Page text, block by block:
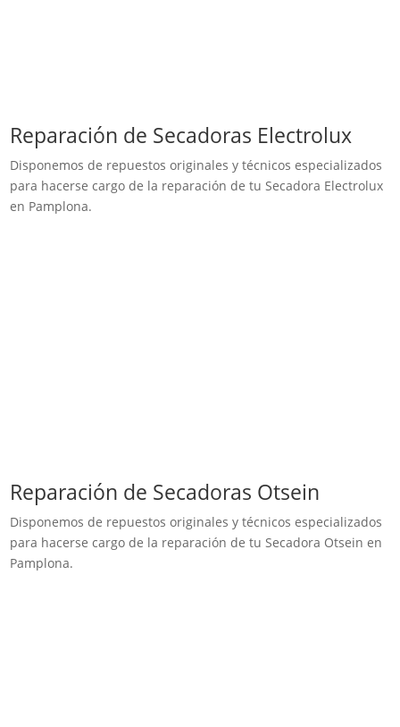
Reparación de Secadoras Electrolux
Disponemos de repuestos originales y técnicos especializados
para hacerse cargo de la reparación de tu Secadora Electrolux
en Pamplona.
Reparación de Secadoras Otsein
Disponemos de repuestos originales y técnicos especializados
para hacerse cargo de la reparación de tu Secadora Otsein en
Pamplona.